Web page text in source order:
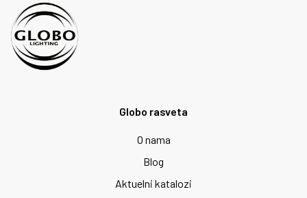
Globo rasveta
O nama
Blog
Aktuelni katalozi